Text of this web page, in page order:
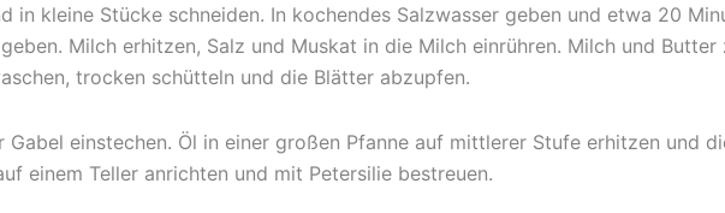
in kleine Stücke schneiden. In kochendes Salzwasser geben und etwa 20
Milch erhitzen, Salz und Muskat in die Milch einrühren. Milch und
trocken schütteln und die Blätter abzupfen.
einstechen. Öl in einer großen Pfanne auf mittlerer Stufe erhitzen und
einem Teller anrichten und mit Petersilie bestreuen.